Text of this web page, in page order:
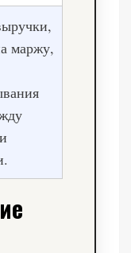
маржу,